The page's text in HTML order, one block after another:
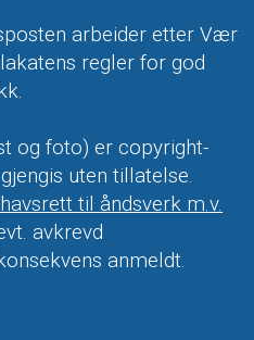
arbeider etter Vær
regler for god
og foto) er copyright-
uten tillatelse.
til åndsverk m.v.
avkrevd
anmeldt.